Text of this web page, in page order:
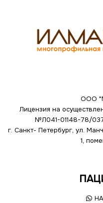
ООО
Лицензия на
№Л041-01148-78/
г. Санкт- Петербург, ул.
1,